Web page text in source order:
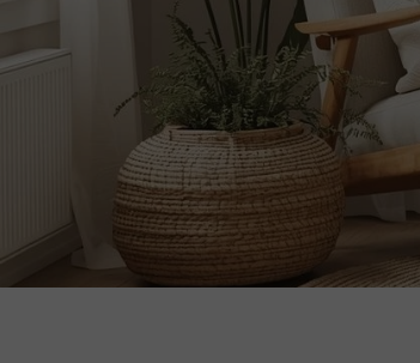
Psychiatra